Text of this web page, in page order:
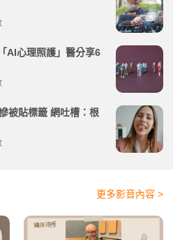
AI心理照護」醫分享6
被貼標籤 網吐槽：根
更多影音內容 >